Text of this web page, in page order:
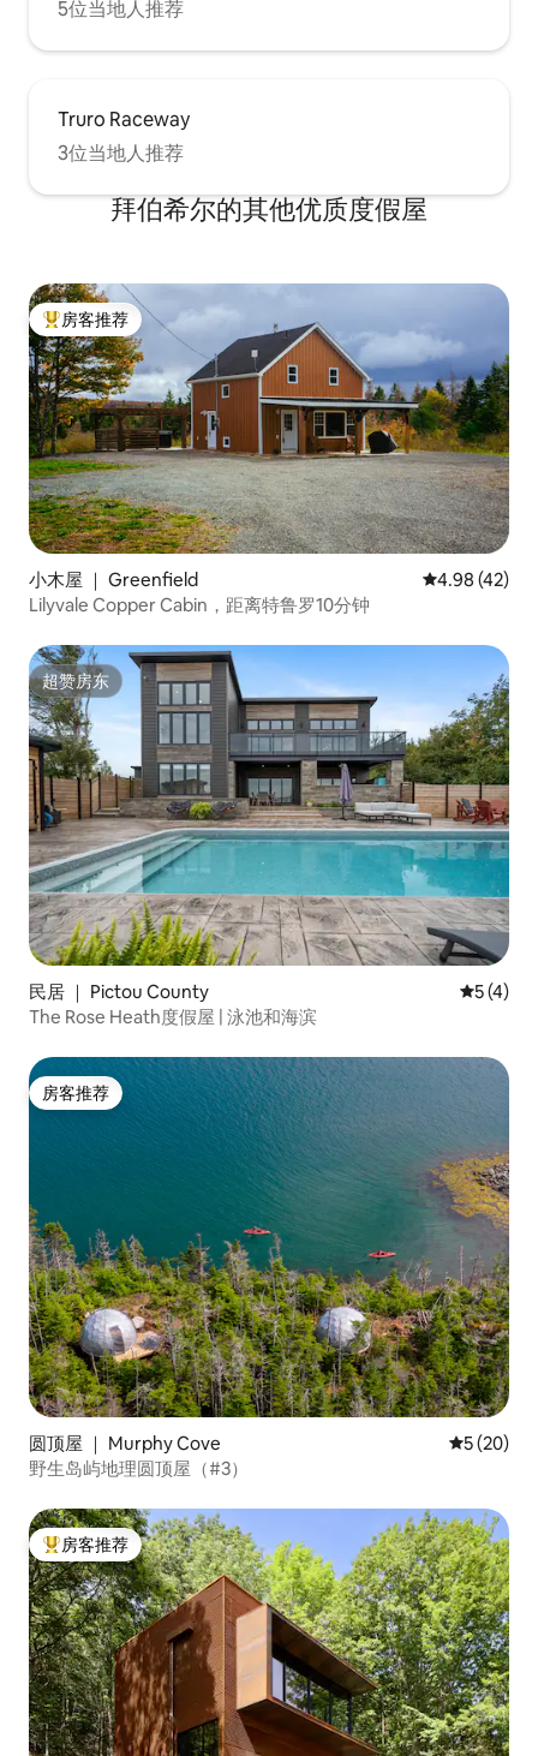
5位当地人推荐
Truro Raceway
3位当地人推荐
拜伯希尔的其他优质度假屋
热门「房客推荐」
房客推荐
小木屋 ｜ Greenfield 平均评分
4.98 (42)
Lilyvale Copper Cabin，距离特鲁罗10分钟
超赞房东
超赞房东
民居 ｜ Pictou County 平均评分
5 (4)
The Rose Heath度假屋 | 泳池和海滨
房客推荐
房客推荐
圆顶屋 ｜ Murphy Cove 平均评分
5 (20)
野生岛屿地理圆顶屋（#3）
热门「房客推荐」
房客推荐